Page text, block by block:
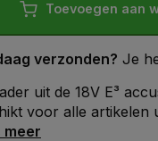
Toevoegen aan
verzonden? Je
uit de 18V E³
voor alle artikelen
meer